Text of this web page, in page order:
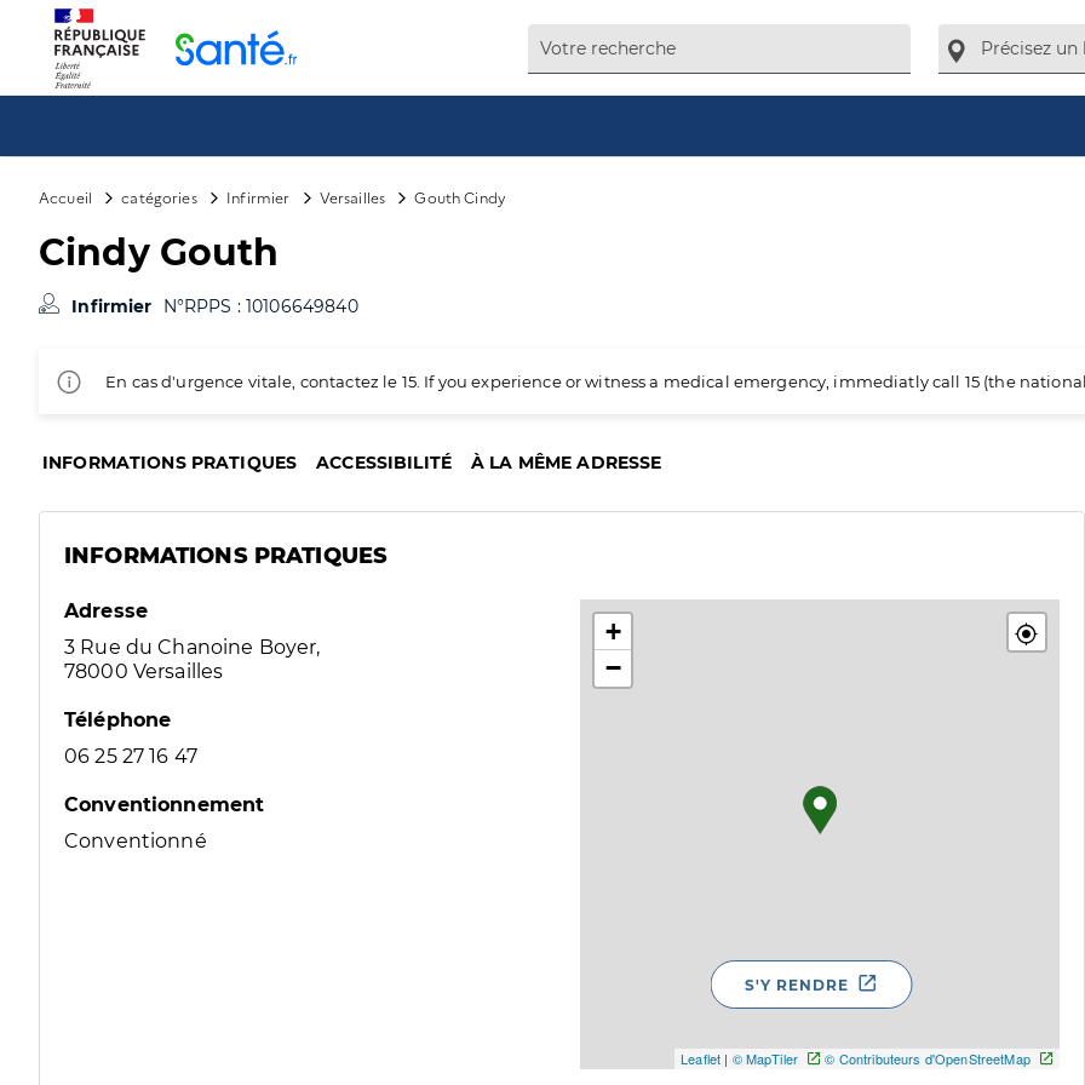
Accueil catégories Infirmier Versailles Gouth Cindy
Cindy Gouth
Infirmier N°RPPS : 10106649840
En cas d'urgence vitale, contactez le 15. If you experience or witness a medical emergency, immediatly call 15 (the
INFORMATIONS PRATIQUES ACCESSIBILITÉ À LA MÊME ADRESSE
INFORMATIONS PRATIQUES
Adresse
3 Rue du Chanoine Boyer,
78000 Versailles
Téléphone
06 25 27 16 47
Conventionnement
Conventionné
+
−
Leaflet | © MapTiler © Contributeurs d'OpenStreetMap
S'Y RENDRE
Panneau de gestion des cookies